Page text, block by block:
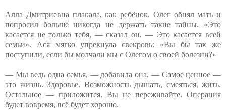
Алла Дмитриевна плакала, как ребёнок. Олег обнял мать и
попросил больше никогда не держать такие тайны. «Это
касается не только тебя, — сказал он. — Это касается всей
семьи». Ася мягко упрекнула свекровь: «Вы бы так же
поступили, если бы молчали мы с Олегом о своей болезни?»
— Мы ведь одна семья, — добавила она. — Самое ценное —
это жизнь. Здоровье. Возможность дышать, смеяться, жить.
Остальное — приложится. Вы не переживайте. Операция
будет вовремя, всё будет хорошо.